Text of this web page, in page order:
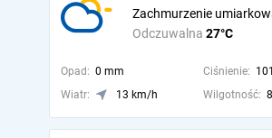
Odczuwalna 27°C
Zachmurzenie
Opad: 0 mm Ciśnienie:
Wiatr:
13 km/h Wilgotność: